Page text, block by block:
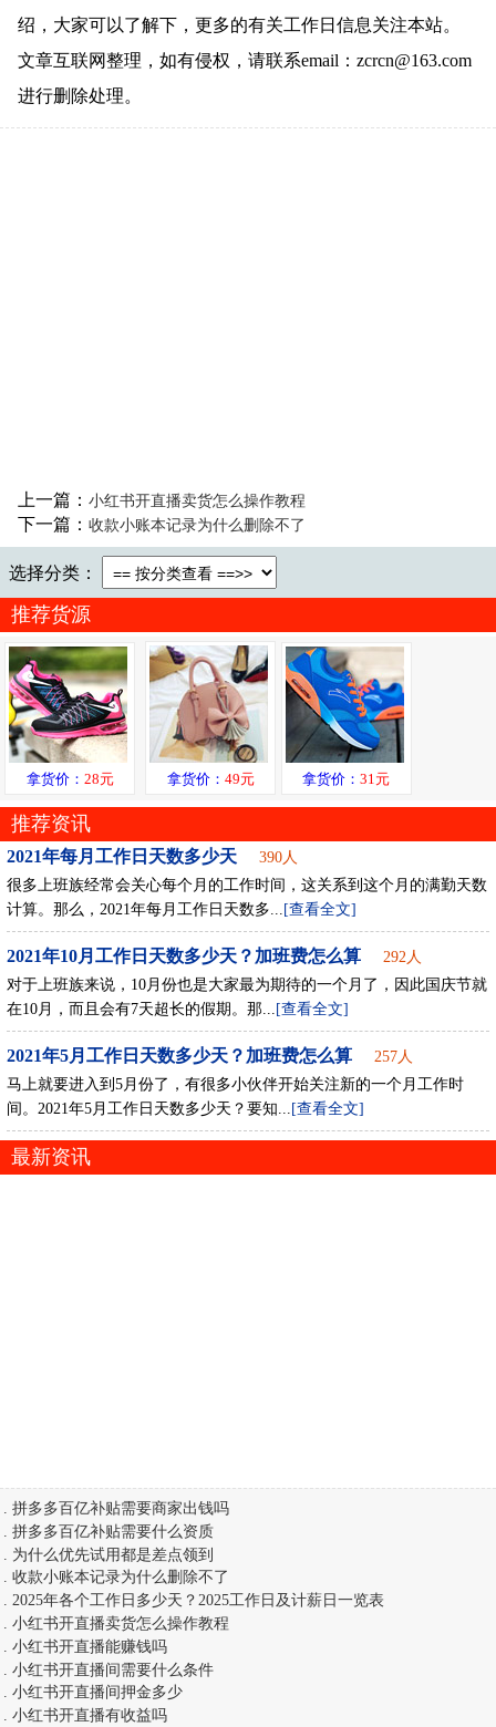
绍，大家可以了解下，更多的有关工作日信息关注本站。
文章互联网整理，如有侵权，请联系email：zcrcn@163.com
进行删除处理。
上一篇： 小红书开直播卖货怎么操作教程
下一篇： 收款小账本记录为什么删除不了
选择分类：
推荐货源
拿货价： 28元 拿货价： 49元 拿货价：31元
推荐资讯
2021年每月工作日天数多少天
390人
很多上班族经常会关心每个月的工作时间，这关系到这个月的满勤天数
计算。那么，2021年每月工作日天数多...
[查看全文]
2021年10月工作日天数多少天？加班费怎么算
292人
对于上班族来说，10月份也是大家最为期待的一个月了，因此国庆节就
在10月，而且会有7天超长的假期。那...
[查看全文]
2021年5月工作日天数多少天？加班费怎么算
257人
马上就要进入到5月份了，有很多小伙伴开始关注新的一个月工作时
间。2021年5月工作日天数多少天？要知...
[查看全文]
最新资讯
.拼多多百亿补贴需要商家出钱吗
.拼多多百亿补贴需要什么资质
为什么优先试用都是差点领到
.收款小账本记录为什么删除不了
2025年各个工作日多少天？2025工作日及计薪日一览表
.小红书开直播卖货怎么操作教程
.小红书开直播能赚钱吗
.小红书开直播间需要什么条件
.小红书开直播间押金多少
.小红书开直播有收益吗